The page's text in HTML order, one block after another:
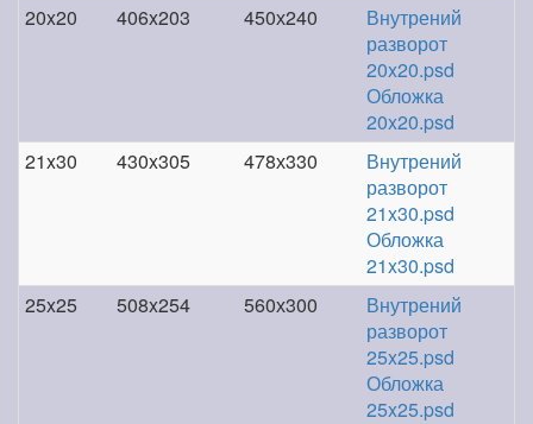
20x20 406x203 450х240
Внутрений
разворот
20x20.psd
Обложка
20x20.psd
21x30
430x305 478х330
Внутрений
разворот
21x30.psd
Обложка
21x30.psd
25x25
508x254 560х300
Внутрений
разворот
25x25.psd
Обложка
25x25.psd